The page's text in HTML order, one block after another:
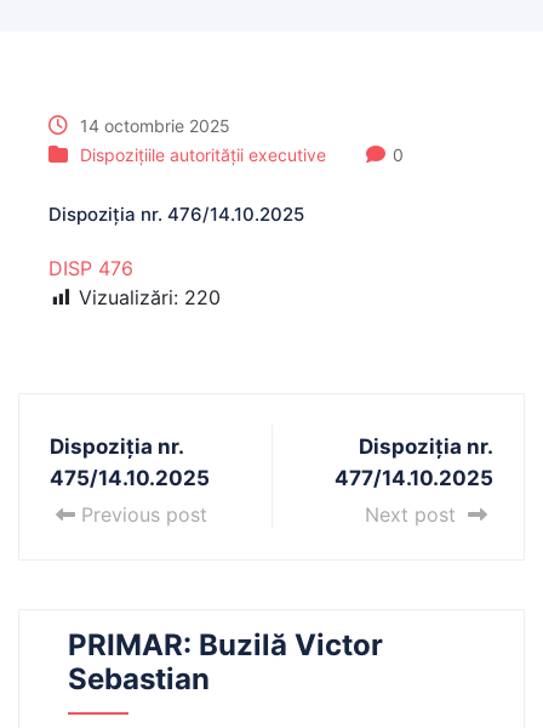
14 octombrie 2025
Dispozițiile autorității executive
0
Dispoziția nr. 476/14.10.2025
DISP 476
Vizualizări: 220
Dispoziția nr.
475/14.10.2025
Previous post
Dispoziția nr.
477/14.10.2025
Next post
PRIMAR: Buzilă Victor
Sebastian